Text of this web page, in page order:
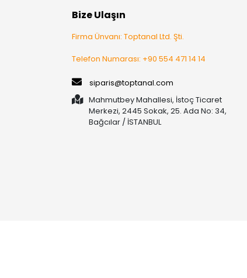
Bize Ulaşın
Firma Ünvanı: Toptanal Ltd. Şti.
Telefon Numarası: +90 554 471 14 14
siparis@toptanal.com
Mahmutbey Mahallesi, İstoç Ticaret
Merkezi, 2445 Sokak, 25. Ada No: 34,
Bağcılar / İSTANBUL